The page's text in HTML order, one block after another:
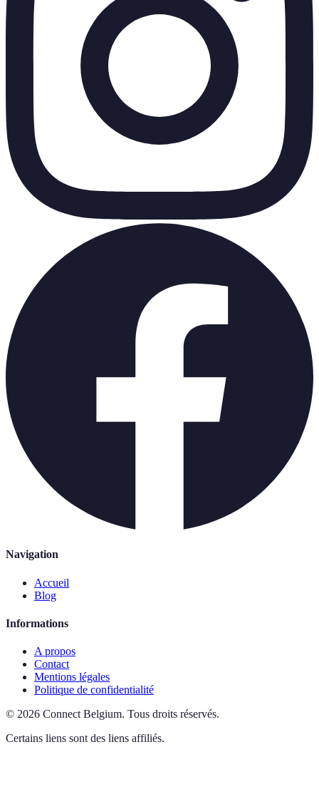
Navigation
Accueil
Blog
Informations
A propos
Contact
Mentions légales
Politique de confidentialité
© 2026 Connect Belgium. Tous droits réservés.
Certains liens sont des liens affiliés.